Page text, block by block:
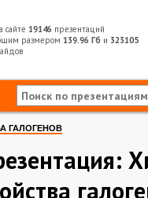
сайте 19146 презентаций
размером 139.96 Гб и 323105
ГАЛОГЕНОВ